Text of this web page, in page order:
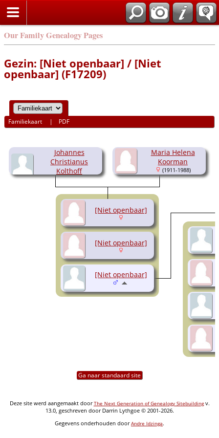
Our Family Genealogy Pages
Gezin: [Niet openbaar] / [Niet
openbaar] (F17209)
Familiekaart | PDF
Johannes
Christianus
Kolthoff
(1901-1981)
Maria Helena
Koorman
(1911-1988)
[Niet openbaar]
[Niet openbaar]
[Niet openbaar]
Ga naar standaard site
Deze site werd aangemaakt doorThe Next Generation of Genealogy Sitebuildingv.
13.0, geschreven door Darrin Lythgoe © 2001-2026.
Gegevens onderhouden doorAndre Idzinga.